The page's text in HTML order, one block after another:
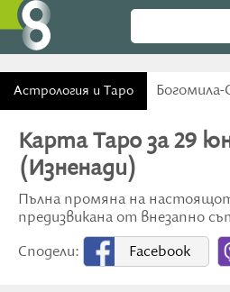
Астрология и Таро
Карта Таро за 29
(Изненади)
Пълна промяна на
предизвикана от внезапно
Сподели:
Facebook